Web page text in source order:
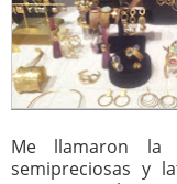
Me llamaron la
semipreciosas y